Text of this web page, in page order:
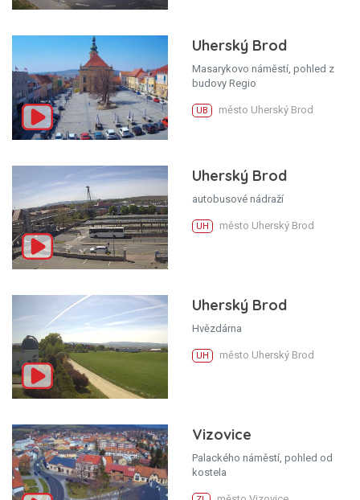
Uherský Brod
Masarykovo náměstí, pohled z
budovy Regio
UB město Uherský Brod
Uherský Brod
autobusové nádraží
UH město Uherský Brod
Uherský Brod
Hvězdárna
UH město Uherský Brod
Vizovice
Palackého náměstí, pohled od
kostela